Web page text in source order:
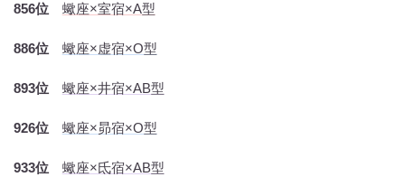
856位 蠍座×室宿×A型
886位 蠍座×虚宿×O型
893位 蠍座×井宿×AB型
926位 蠍座×昴宿×O型
933位 蠍座×氐宿×AB型